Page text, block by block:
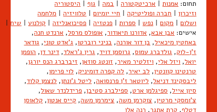
תחום: אמנות ארכיטקטורה במה גוף
היסטוריה
וזיכרון
חברה ופוליטיקה חיי יומיום טלוויזיה
מלחמה
ושלום
מקום נפש ספרות פנטזיה פסיכואנליזה קולנוע שיח
אישים: אבן אבא, אדורנו תיאודור, אופולס מרסל, ארנדט חנה,
באחטין מיכאיל, בן דור אורנה, בניני רוברטו, ג'אדט טוני, גודאר
ז'ן-לוק, גולדברג עמוס, גרוסמן דויד, גרין ג'ראלד, דינר דן, הופמן
יואל, ויזל אלי, ויזלטיר מאיר, זונטג סוזאן, זיברברג הנס יורגן,
טרנטינו קוונטין, לב יאיר, לה קפרה דומיניק, לוי פרימו,
ליבסקינד דניאל, ליוטאר ז'ן פרנסואה, ליטל ג'ונתן, לנצמן קלוד,
סיון אייל, ספיגלמן ארט, ספילברג סטיבן, פרידלנדר שאול,
צ'ומסקי מרטין, צוקרמן משה, צימרמן משה, קייס אנטון, קלאוסן
דטלף, קרת אתגר, רנה אלן